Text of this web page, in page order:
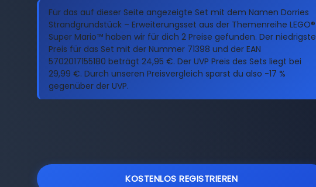
Für das auf dieser Seite angezeigte Set mit dem Namen Dorries
Strandgrundstück – Erweiterungsset aus der Themenreihe LEGO®
Super Mario™ haben wir für dich 2 Preise gefunden. Der niedrigste
Preis für das Set mit der Nummer 71398 und der EAN
5702017155180 beträgt 24,95 €. Der UVP Preis des Sets liegt bei
29,99 €. Durch unseren Preisvergleich sparst du also -17 %
gegenüber der UVP.
KOSTENLOS REGISTRIEREN